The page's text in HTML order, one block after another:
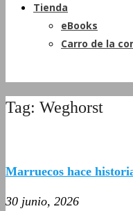
Tienda
eBooks
Carro de la
Tag: Weghorst
Marruecos hace
30 junio, 2026